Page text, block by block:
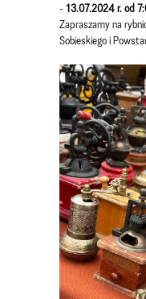
-13.07.2024 r. od
Zapraszamy na
Sobieskiego i